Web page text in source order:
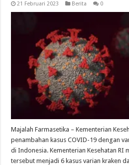
21 Februari 2023 Berita 0
Majalah Farmasetika – Kementerian
penambahan kasus COVID-19 dengan
di Indonesia. Kementerian Kesehatan RI
tersebut menjadi 6 kasus varian kraken